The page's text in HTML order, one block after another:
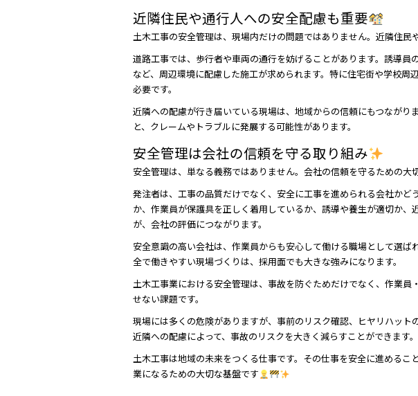
近隣住民や通行人への安全配慮も重要
土木工事の安全管理は、現場内だけの問題ではありません。近隣住民
道路工事では、歩行者や車両の通行を妨げることがあります。誘導
など、周辺環境に配慮した施工が求められます。特に住宅街や学校
必要です。
近隣への配慮が行き届いている現場は、地域からの信頼にもつながり
と、クレームやトラブルに発展する可能性があります。
安全管理は会社の信頼を守る取り組み
安全管理は、単なる義務ではありません。会社の信頼を守るための大
発注者は、工事の品質だけでなく、安全に工事を進められる会社かど
か、作業員が保護具を正しく着用しているか、誘導や養生が適切か
が、会社の評価につながります。
安全意識の高い会社は、作業員からも安心して働ける職場として選
全で働きやすい現場づくりは、採用面でも大きな強みになります。
土木工事業における安全管理は、事故を防ぐためだけでなく、作業
せない課題です。
現場には多くの危険がありますが、事前のリスク確認、ヒヤリハット
近隣への配慮によって、事故のリスクを大きく減らすことができます。
土木工事は地域の未来をつくる仕事です。その仕事を安全に進める
業になるための大切な基盤です